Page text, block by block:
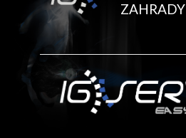
ZAHRADY